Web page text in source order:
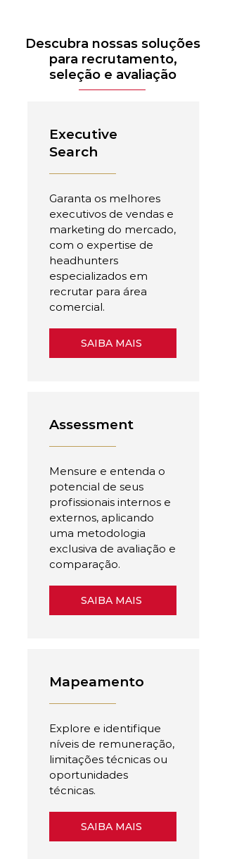
Descubra nossas soluções
para recrutamento,
seleção e avaliação
Executive
Search
Garanta os melhores
executivos de vendas e
marketing do mercado,
com o expertise de
headhunters
especializados em
recrutar para área
comercial.
SAIBA MAIS
Assessment
Mensure e entenda o
potencial de seus
profissionais internos e
externos, aplicando
uma metodologia
exclusiva de avaliação e
comparação.
SAIBA MAIS
Mapeamento
Explore e identifique
níveis de remuneração,
limitações técnicas ou
oportunidades
técnicas.
SAIBA MAIS